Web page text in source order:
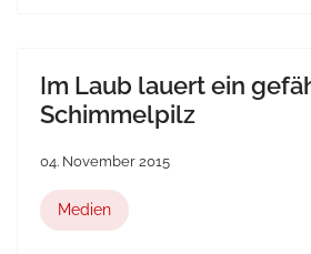
Im Laub lauert ein
Schimmelpilz
04. November 2015
Medien